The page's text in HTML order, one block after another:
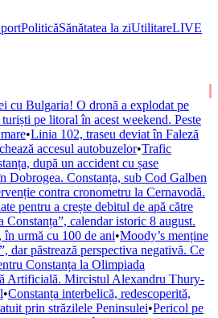
PoliticăSănătatea la ziUtilitareLIVE
cu Bulgaria! O dronă a explodat pe
pe litoral în acest weekend. Peste
•Linia 102, traseu deviat în Faleză
accesul autobuzelor•Trafic
după un accident cu șase
Dobrogea. Constanța, sub Cod Galben
contra cronometru la Cernavodă.
pentru a crește debitul de apă către
Constanța”, calendar istoric 8 august.
urmă cu 100 de ani•Moody’s menține
dar păstrează perspectiva negativă. Ce
Constanța la Olimpiada
Artificială. Mircistul Alexandru Thury-
•Constanța interbelică, redescoperită,
prin străzilele Peninsulei•Pericol pe